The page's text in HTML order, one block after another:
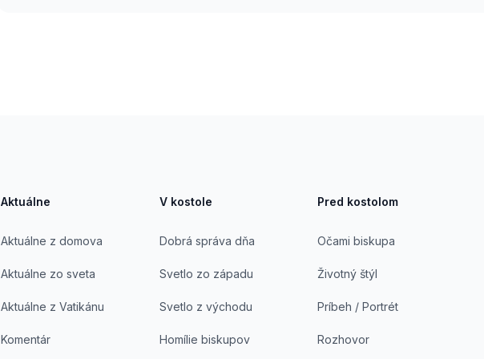
Aktuálne
Aktuálne z domova
Aktuálne zo sveta
Aktuálne z Vatikánu
Komentár
V kostole
Dobrá správa dňa
Svetlo zo západu
Svetlo z východu
Homílie biskupov
Pred kostolom
Očami biskupa
Životný štýl
Príbeh / Portrét
Rozhovor